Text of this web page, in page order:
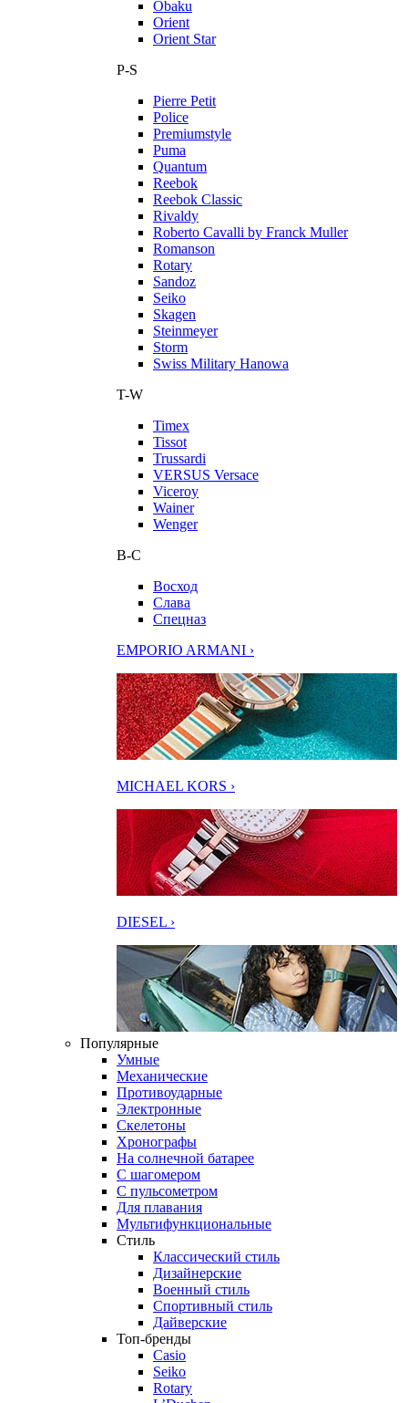
Obaku
Orient
Orient Star
P-S
Pierre Petit
Police
Premiumstyle
Puma
Quantum
Reebok
Reebok Classic
Rivaldy
Roberto Cavalli by Franck Muller
Romanson
Rotary
Sandoz
Seiko
Skagen
Steinmeyer
Storm
Swiss Military Hanowa
T-W
Timex
Tissot
Trussardi
VERSUS Versace
Viceroy
Wainer
Wenger
В-С
Восход
Слава
Спецназ
EMPORIO ARMANI ›
MICHAEL KORS ›
DIESEL ›
Популярные
Умные
Механические
Противоударные
Электронные
Скелетоны
Хронографы
На солнечной батарее
С шагомером
С пульсометром
Для плавания
Мультифункциональные
Стиль
Классический стиль
Дизайнерские
Военный стиль
Спортивный стиль
Дайверские
Топ-бренды
Casio
Seiko
Rotary